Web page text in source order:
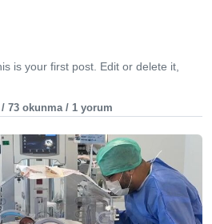
is your first post. Edit or delete it,
73 okunma / 1 yorum